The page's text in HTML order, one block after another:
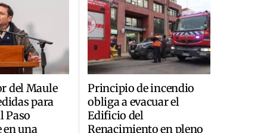
del Maule
para
Paso
en una
Principio de incendio
obliga a evacuar el
Edificio del
Renacimiento en pleno